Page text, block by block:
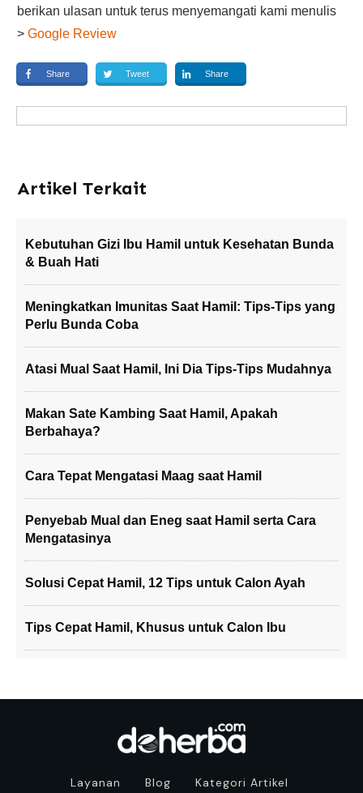
berikan ulasan untuk terus menyemangati kami menulis
> Google Review
Share Tweet Share
Artikel Terkait
Kebutuhan Gizi Ibu Hamil untuk Kesehatan Bunda
& Buah Hati
Meningkatkan Imunitas Saat Hamil: Tips-Tips yang
Perlu Bunda Coba
Atasi Mual Saat Hamil, Ini Dia Tips-Tips Mudahnya
Makan Sate Kambing Saat Hamil, Apakah
Berbahaya?
Cara Tepat Mengatasi Maag saat Hamil
Penyebab Mual dan Eneg saat Hamil serta Cara
Mengatasinya
Solusi Cepat Hamil, 12 Tips untuk Calon Ayah
Tips Cepat Hamil, Khusus untuk Calon Ibu
Layanan Blog Kategori Artikel